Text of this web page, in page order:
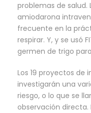
problemas de salud.
amiodarona
frecuente en la
respirar. Y, y se usó
germen de trigo
Los 19 proyectos de
investigarán una
riesgo, o lo que se
observación